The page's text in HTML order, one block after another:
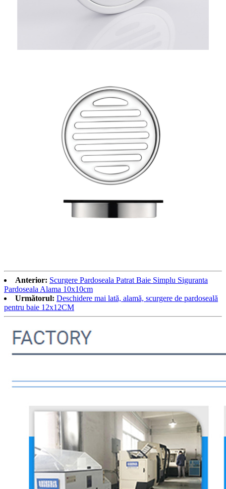
Anterior: Scurgere Pardoseala Patrat Baie Simplu Siguranta
Pardoseala Alama 10x10cm
Următorul: Deschidere mai lată, alamă, scurgere de pardoseală
pentru baie 12x12CM